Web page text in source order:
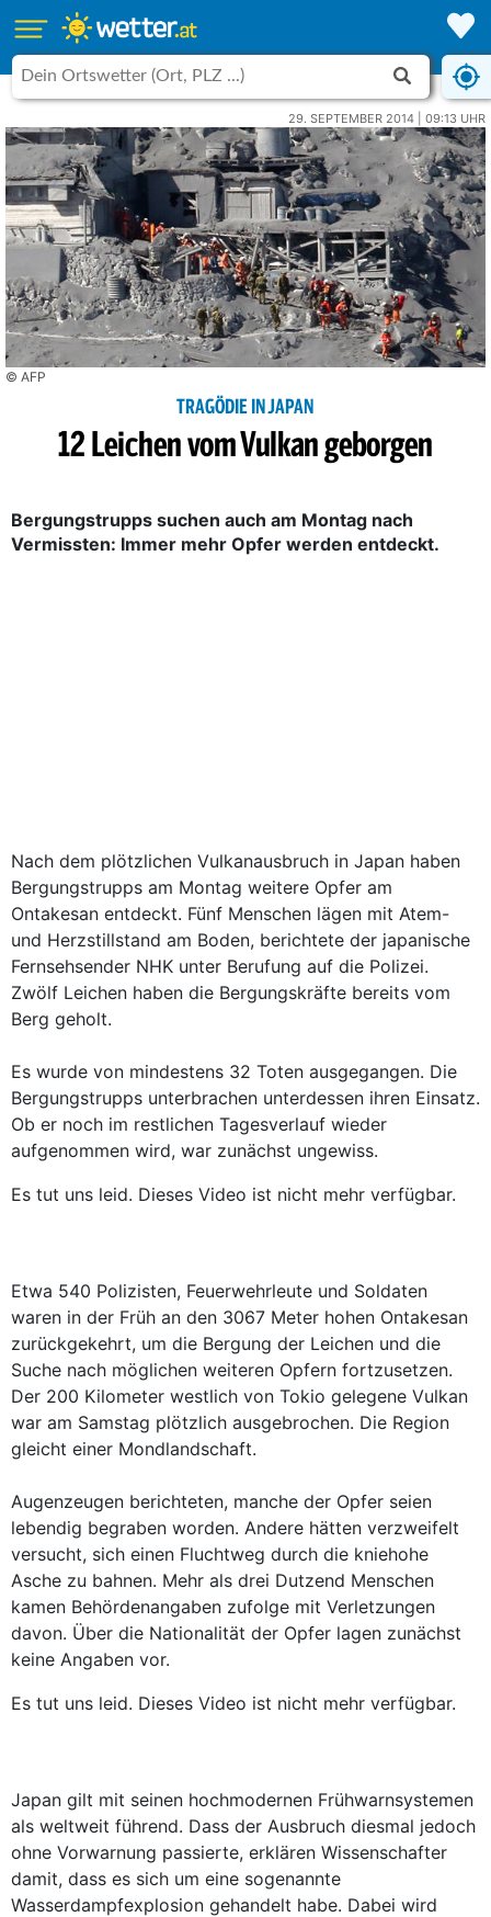
29. SEPTEMBER 2014 | 09:13 UHR
© AFP
TRAGÖDIE IN JAPAN
12 Leichen vom Vulkan geborgen
Bergungstrupps suchen auch am Montag nach
Vermissten: Immer mehr Opfer werden entdeckt.
Nach dem plötzlichen Vulkanausbruch in Japan haben
Bergungstrupps am Montag weitere Opfer am
Ontakesan entdeckt. Fünf Menschen lägen mit Atem-
und Herzstillstand am Boden, berichtete der japanische
Fernsehsender NHK unter Berufung auf die Polizei.
Zwölf Leichen haben die Bergungskräfte bereits vom
Berg geholt.
Es wurde von mindestens 32 Toten ausgegangen. Die
Bergungstrupps unterbrachen unterdessen ihren Einsatz.
Ob er noch im restlichen Tagesverlauf wieder
aufgenommen wird, war zunächst ungewiss.
Es tut uns leid. Dieses Video ist nicht mehr verfügbar.
Etwa 540 Polizisten, Feuerwehrleute und Soldaten
waren in der Früh an den 3067 Meter hohen Ontakesan
zurückgekehrt, um die Bergung der Leichen und die
Suche nach möglichen weiteren Opfern fortzusetzen.
Der 200 Kilometer westlich von Tokio gelegene Vulkan
war am Samstag plötzlich ausgebrochen. Die Region
gleicht einer Mondlandschaft.
Augenzeugen berichteten, manche der Opfer seien
lebendig begraben worden. Andere hätten verzweifelt
versucht, sich einen Fluchtweg durch die kniehohe
Asche zu bahnen. Mehr als drei Dutzend Menschen
kamen Behördenangaben zufolge mit Verletzungen
davon. Über die Nationalität der Opfer lagen zunächst
keine Angaben vor.
Es tut uns leid. Dieses Video ist nicht mehr verfügbar.
Japan gilt mit seinen hochmodernen Frühwarnsystemen
als weltweit führend. Dass der Ausbruch diesmal jedoch
ohne Vorwarnung passierte, erklären Wissenschafter
damit, dass es sich um eine sogenannte
Wasserdampfexplosion gehandelt habe. Dabei wird